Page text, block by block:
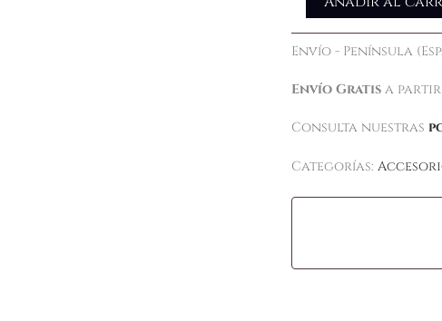
Envío - Península
Envío Gratisa partir
Consulta nuestras
Categorías: